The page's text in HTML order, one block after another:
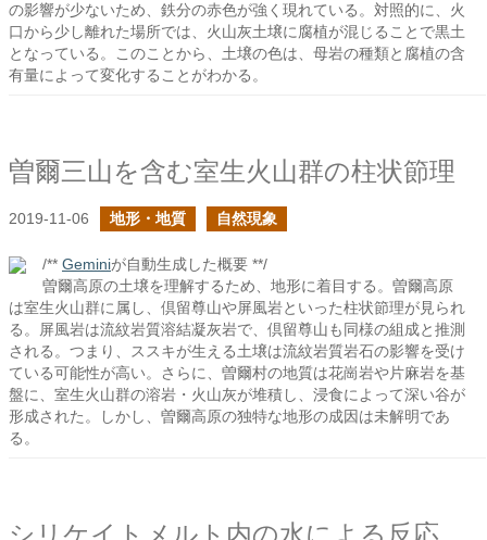
の影響が少ないため、鉄分の赤色が強く現れている。対照的に、火
口から少し離れた場所では、火山灰土壌に腐植が混じることで黒土
となっている。このことから、土壌の色は、母岩の種類と腐植の含
有量によって変化することがわかる。
曽爾三山を含む室生火山群の柱状節理
2019-11-06 地形・地質 自然現象
/** Geminiが自動生成した概要 **/
曽爾高原の土壌を理解するため、地形に着目する。曽爾高原
は室生火山群に属し、倶留尊山や屏風岩といった柱状節理が見られ
る。屏風岩は流紋岩質溶結凝灰岩で、倶留尊山も同様の組成と推測
される。つまり、ススキが生える土壌は流紋岩質岩石の影響を受け
ている可能性が高い。さらに、曽爾村の地質は花崗岩や片麻岩を基
盤に、室生火山群の溶岩・火山灰が堆積し、浸食によって深い谷が
形成された。しかし、曽爾高原の独特な地形の成因は未解明であ
る。
シリケイトメルト内の水による反応